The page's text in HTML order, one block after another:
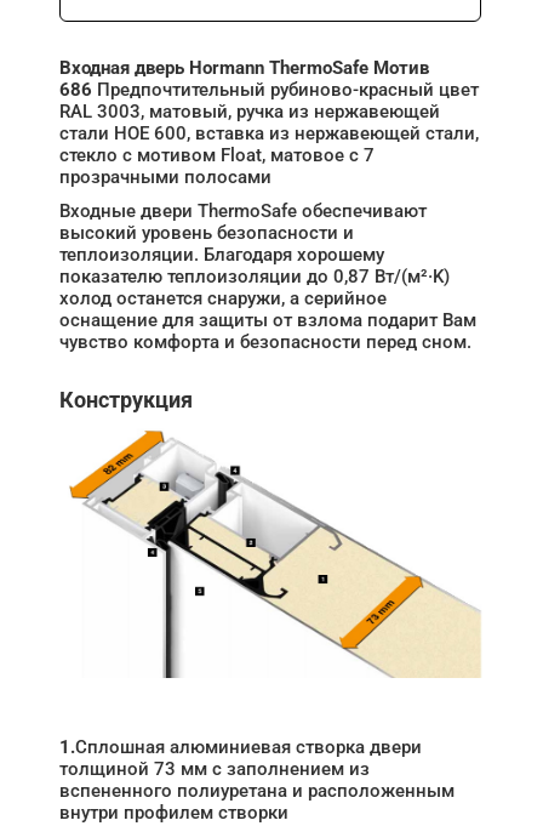
Входная дверь Hormann ThermoSafe Мотив
686 Предпочтительный рубиново-красный цвет
RAL 3003, матовый, ручка из нержавеющей
стали HOE 600, вставка из нержавеющей стали,
стекло с мотивом Float, матовое с 7
прозрачными полосами
Входные двери ThermoSafe обеспечивают
высокий уровень безопасности и
теплоизоляции. Благодаря хорошему
показателю теплоизоляции до 0,87 Вт/(м²·K)
холод останется снаружи, а серийное
оснащение для защиты от взлома подарит Вам
чувство комфорта и безопасности перед сном.
Конструкция
1.Сплошная алюминиевая створка двери
толщиной 73 мм с заполнением из
вспененного полиуретана и расположенным
внутри профилем створки